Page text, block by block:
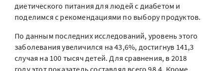
диетического питания для людей с диабетом и
поделимся с рекомендациями по выбору продуктов.
По данным последних исследований, уровень этого
заболевания увеличился на 43,6%, достигнув 141,3
случая на 100 тысяч детей. Для сравнения, в 2018
году этот показатель составлял всего 98,4. Кроме